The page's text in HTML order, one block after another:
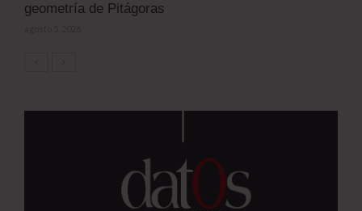
geometría de Pitágoras